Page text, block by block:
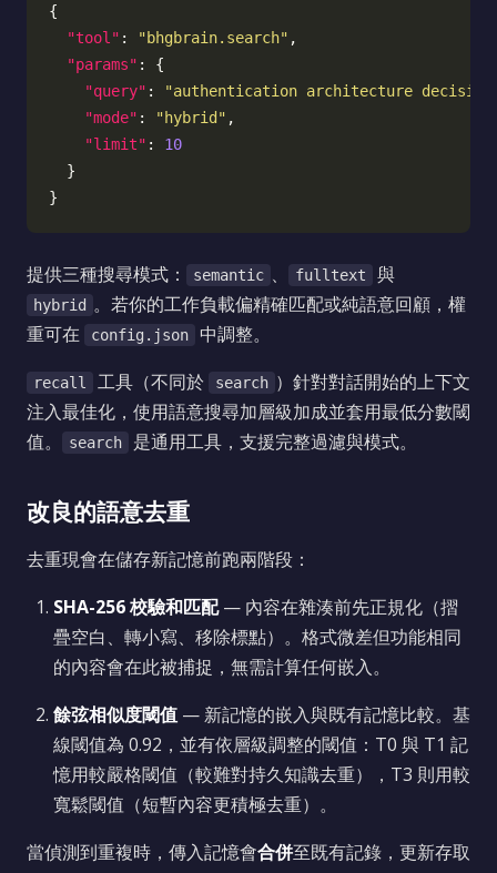
"tool" : "bhgbrain.search"
"params"
"query" :
"authentication architecture
"mode" : "hybrid"
"limit" : 10
提供三種搜尋模式： semantic 、 fulltext 與
hybrid 。若你的工作負載偏精確匹配或純語意回顧，權
重可在
config.json 中調整。
recall 工具（不同於 search ）針對對話開始的上下文
注入最佳化，使用語意搜尋加層級加成並套用最低分數閾
值。
search 是通用工具，支援完整過濾與模式。
改良的語意去重
去重現會在儲存新記憶前跑兩階段：
SHA-256 校驗和匹配— 內容在雜湊前先正規化（摺
疊空白、轉小寫、移除標點）。格式微差但功能相同
的內容會在此被捕捉，無需計算任何嵌入。
餘弦相似度閾值 — 新記憶的嵌入與既有記憶比較。基
線閾值為 0.92，並有依層級調整的閾值：T0 與 T1 記
憶用較嚴格閾值（較難對持久知識去重），T3 則用較
寬鬆閾值（短暫內容更積極去重）。
當偵測到重複時，傳入記憶會合併至既有記錄，更新存取